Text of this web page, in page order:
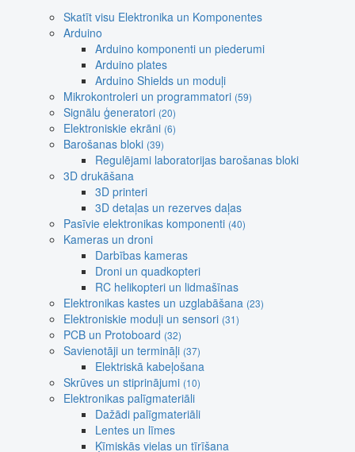
Skatīt visu Elektronika un Komponentes
Arduino
Arduino komponenti un piederumi
Arduino plates
Arduino Shields un moduļi
Mikrokontroleri un programmatori (59)
Signālu ģeneratori (20)
Elektroniskie ekrāni (6)
Barošanas bloki (39)
Regulējami laboratorijas barošanas bloki
3D drukāšana
3D printeri
3D detaļas un rezerves daļas
Pasīvie elektronikas komponenti (40)
Kameras un droni
Darbības kameras
Droni un quadkopteri
RC helikopteri un lidmašīnas
Elektronikas kastes un uzglabāšana (23)
Elektroniskie moduļi un sensori (31)
PCB un Protoboard (32)
Savienotāji un termināļi (37)
Elektriskā kabeļošana
Skrūves un stiprinājumi (10)
Elektronikas palīgmateriāli
Dažādi palīgmateriāli
Lentes un līmes
Ķīmiskās vielas un tīrīšana